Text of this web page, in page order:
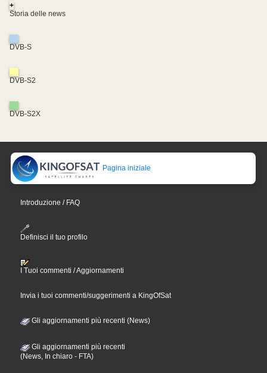
+
Storia delle news
DVB-S
DVB-S2
DVB-S2X
Pagina iniziale
Introduzione / FAQ
Definisci il tuo profilo
I Tuoi commenti / Aggiornamenti
Invia i tuoi commenti/suggerimenti a KingOfSat
Gli aggiornamenti più recenti (News)
Gli aggiornamenti più recenti
(News, In chiaro - FTA)